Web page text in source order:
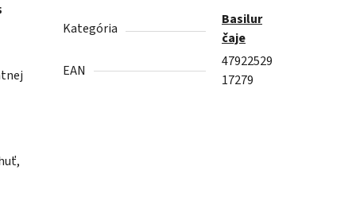
Kategória
Basilur
čaje
EAN
47922529
17279